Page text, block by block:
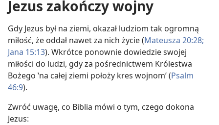
Jezus zakończy wojny
Gdy Jezus był na ziemi, okazał ludziom tak ogromną
miłość, że oddał nawet za nich życie (Mateusza 20:28;
Jana 15:13). Wkrótce ponownie dowiedzie swojej
miłości do ludzi, gdy za pośrednictwem Królestwa
Bożego ‛na całej ziemi położy kres wojnom’ (Psalm
46:9).
Zwróć uwagę, co Biblia mówi o tym, czego dokona
Jezus: